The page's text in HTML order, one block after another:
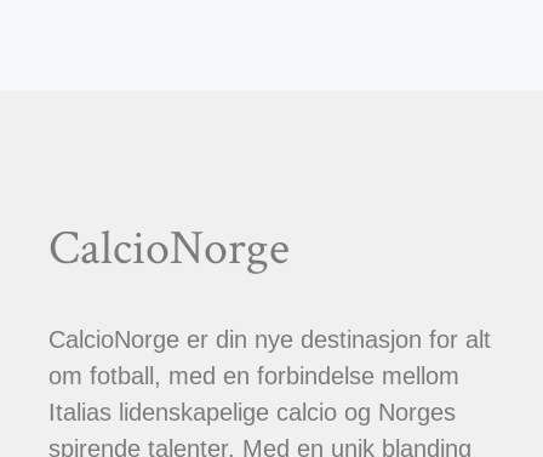
CalcioNorge
CalcioNorge er din nye destinasjon for alt
om fotball, med en forbindelse mellom
Italias lidenskapelige calcio og Norges
spirende talenter. Med en unik blanding